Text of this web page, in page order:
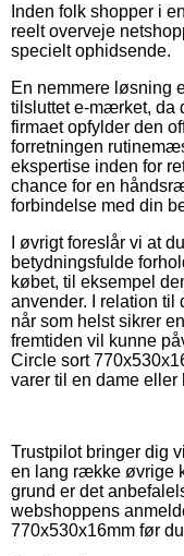
Inden folk shopper i
reelt overveje
specielt ophidsende.
En nemmere løsning
tilsluttet e-mærket, da
firmaet opfylder den
forretningen
ekspertise inden for
chance for en
forbindelse med din
I øvrigt foreslår vi at
betydningsfulde
købet, til eksempel
anvender. I relation til
når som helst sikrer
fremtiden vil kunne
Circle sort
varer til en dame eller
Trustpilot bringer dig
en lang række øvrige
grund er det
webshoppens
770x530x16mm før